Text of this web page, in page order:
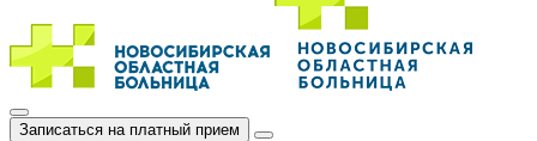
Записаться на платный прием